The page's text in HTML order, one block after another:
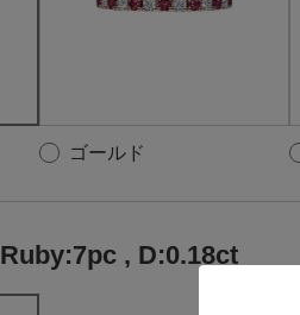
ゴールド
Ruby:7pc , D:0.18ct